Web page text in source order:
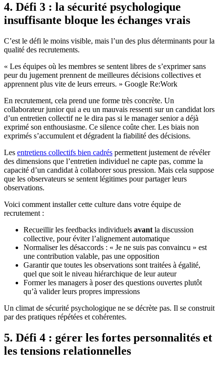
4. Défi 3 : la sécurité psychologique
insuffisante bloque les échanges vrais
C’est le défi le moins visible, mais l’un des plus déterminants pour la
qualité des recrutements.
« Les équipes où les membres se sentent libres de s’exprimer sans
peur du jugement prennent de meilleures décisions collectives et
apprennent plus vite de leurs erreurs. » Google Re:Work
En recrutement, cela prend une forme très concrète. Un
collaborateur junior qui a eu un mauvais ressenti sur un candidat lors
d’un entretien collectif ne le dira pas si le manager senior a déjà
exprimé son enthousiasme. Ce silence coûte cher. Les biais non
exprimés s’accumulent et dégradent la fiabilité des décisions.
Les entretiens collectifs bien cadrés permettent justement de révéler
des dimensions que l’entretien individuel ne capte pas, comme la
capacité d’un candidat à collaborer sous pression. Mais cela suppose
que les observateurs se sentent légitimes pour partager leurs
observations.
Voici comment installer cette culture dans votre équipe de
recrutement :
Recueillir les feedbacks individuels avant la discussion
collective, pour éviter l’alignement automatique
Normaliser les désaccords : « Je ne suis pas convaincu » est
une contribution valable, pas une opposition
Garantir que toutes les observations sont traitées à égalité,
quel que soit le niveau hiérarchique de leur auteur
Former les managers à poser des questions ouvertes plutôt
qu’à valider leurs propres impressions
Un climat de sécurité psychologique ne se décrète pas. Il se construit
par des pratiques répétées et cohérentes.
5. Défi 4 : gérer les fortes personnalités et
les tensions relationnelles